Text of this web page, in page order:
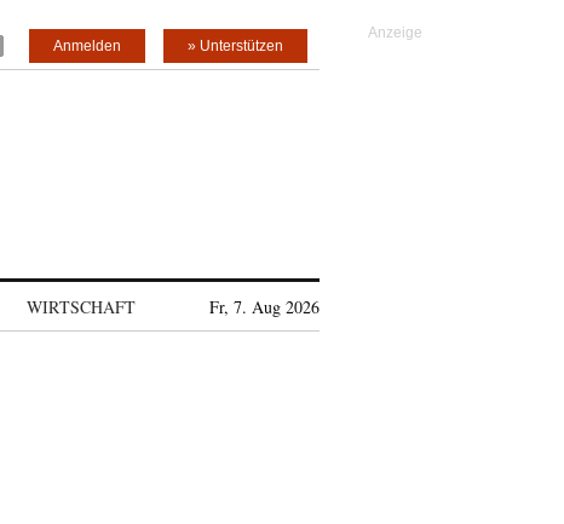
» Unterstützen
Anmelden
WIRTSCHAFT Fr, 7. Aug 2026